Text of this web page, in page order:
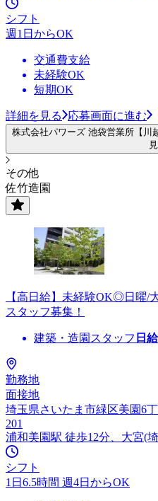
シフト
週1日からOK
交通費支給
未経験OK
短期OK
詳細を見る 応募画面に進む
株式会社パワーズ 池袋営業所【川
その他
佐竹造園
【高日給】未経験OK◎日曜
スタッフ募集！
建築・造園スタッフ 日給
勤務地
面接地
埼玉県さいたま市緑区美園6
201
浦和美園駅 徒歩12分、大宮(
シフト
1日6.5時間 週4日からOK